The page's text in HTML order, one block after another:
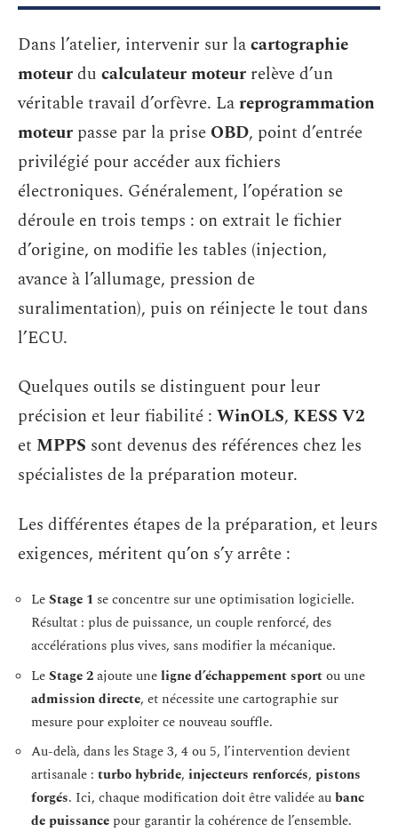
Dans l’atelier, intervenir sur lacartographie
moteurdu calculateur moteur relève d’un
véritable travail d’orfèvre. Lareprogrammation
moteur passe par la prise OBD, point d’entrée
privilégié pour accéder aux fichiers
électroniques. Généralement, l’opération se
déroule en trois temps : on extrait le fichier
d’origine, on modifie les tables (injection,
avance à l’allumage, pression de
suralimentation), puis on réinjecte le tout dans
l’ECU.
Quelques outils se distinguent pour leur
précision et leur fiabilité : WinOLS, KESS V2
et MPPS sont devenus des références chez les
spécialistes de la préparation moteur.
Les différentes étapes de la préparation, et leurs
exigences, méritent qu’on s’y arrête :
LeStage 1 se concentre sur une optimisation logicielle.
Résultat : plus de puissance, un couple renforcé, des
accélérations plus vives, sans modifier la mécanique.
LeStage 2ajoute uneligne d’échappement sportou une
admission directe, et nécessite une cartographie sur
mesure pour exploiter ce nouveau souffle.
Au-delà, dans les Stage 3, 4 ou 5, l’intervention devient
artisanale : turbo hybride, injecteurs renforcés, pistons
forgés. Ici, chaque modification doit être validée aubanc
de puissance pour garantir la cohérence de l’ensemble.